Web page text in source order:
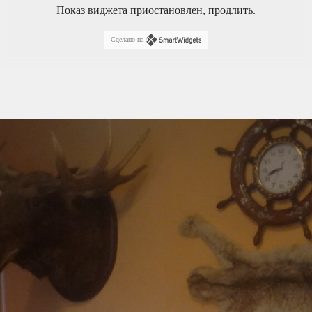
Показ виджета приостановлен, продлить.
Сделано на